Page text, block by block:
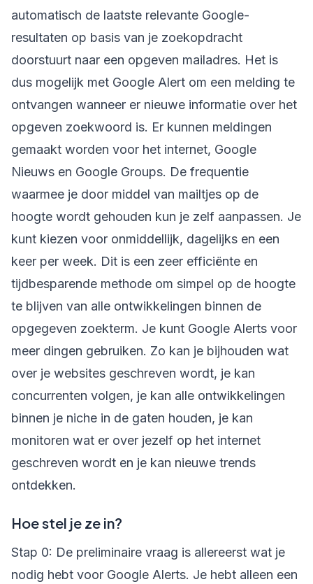
automatisch de laatste relevante Google-
resultaten op basis van je zoekopdracht
doorstuurt naar een opgeven mailadres. Het is
dus mogelijk met Google Alert om een melding te
ontvangen wanneer er nieuwe informatie over het
opgeven zoekwoord is. Er kunnen meldingen
gemaakt worden voor het internet, Google
Nieuws en Google Groups. De frequentie
waarmee je door middel van mailtjes op de
hoogte wordt gehouden kun je zelf aanpassen. Je
kunt kiezen voor onmiddellijk, dagelijks en een
keer per week. Dit is een zeer efficiënte en
tijdbesparende methode om simpel op de hoogte
te blijven van alle ontwikkelingen binnen de
opgegeven zoekterm. Je kunt Google Alerts voor
meer dingen gebruiken. Zo kan je bijhouden wat
over je websites geschreven wordt, je kan
concurrenten volgen, je kan alle ontwikkelingen
binnen je niche in de gaten houden, je kan
monitoren wat er over jezelf op het internet
geschreven wordt en je kan nieuwe trends
ontdekken.
Hoe stel je ze in?
Stap 0: De preliminaire vraag is allereerst wat je
nodig hebt voor Google Alerts. Je hebt alleen een